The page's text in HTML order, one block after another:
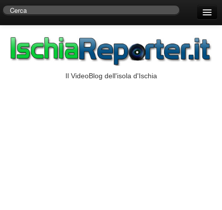
Centro di Ricerche Storiche D’Ambra
Il VideoBlog dell'isola d'Ischia